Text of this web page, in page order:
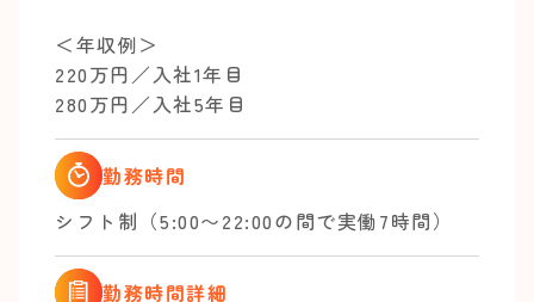
＜年収例＞
220万円／入社1年目
280万円／入社5年目
勤務時間
シフト制（5:00〜22:00の間で実働7時間）
勤務時間詳細